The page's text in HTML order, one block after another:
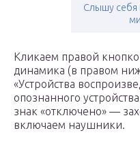
Слышу себя
Кликаем правой
динамика (в правом
«Устройства
опознанного
знак «отключено» —
включаем наушники.